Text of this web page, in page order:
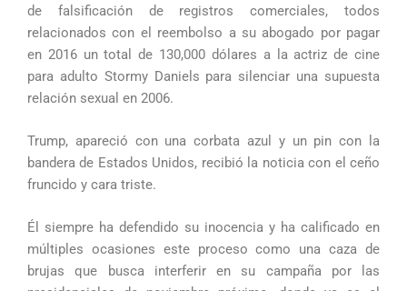
de falsificación de registros comerciales, todos
relacionados con el reembolso a su abogado por pagar
en 2016 un total de 130,000 dólares a la actriz de cine
para adulto Stormy Daniels para silenciar una supuesta
relación sexual en 2006.
Trump, apareció con una corbata azul y un pin con la
bandera de Estados Unidos, recibió la noticia con el ceño
fruncido y cara triste.
Él siempre ha defendido su inocencia y ha calificado en
múltiples ocasiones este proceso como una caza de
brujas que busca interferir en su campaña por las